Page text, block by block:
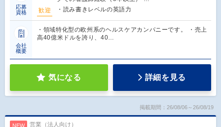
応募
資格
歓迎
・読み書きレベルの英語力
会社
概要
・領域特化型の欧州系のヘルスケアカンパニーです。 ・売上
高40億米ドルを誇り、40…
気になる 詳細を見る
掲載期間：26/08/06～26/08/19
NEW 営業（法人向け）